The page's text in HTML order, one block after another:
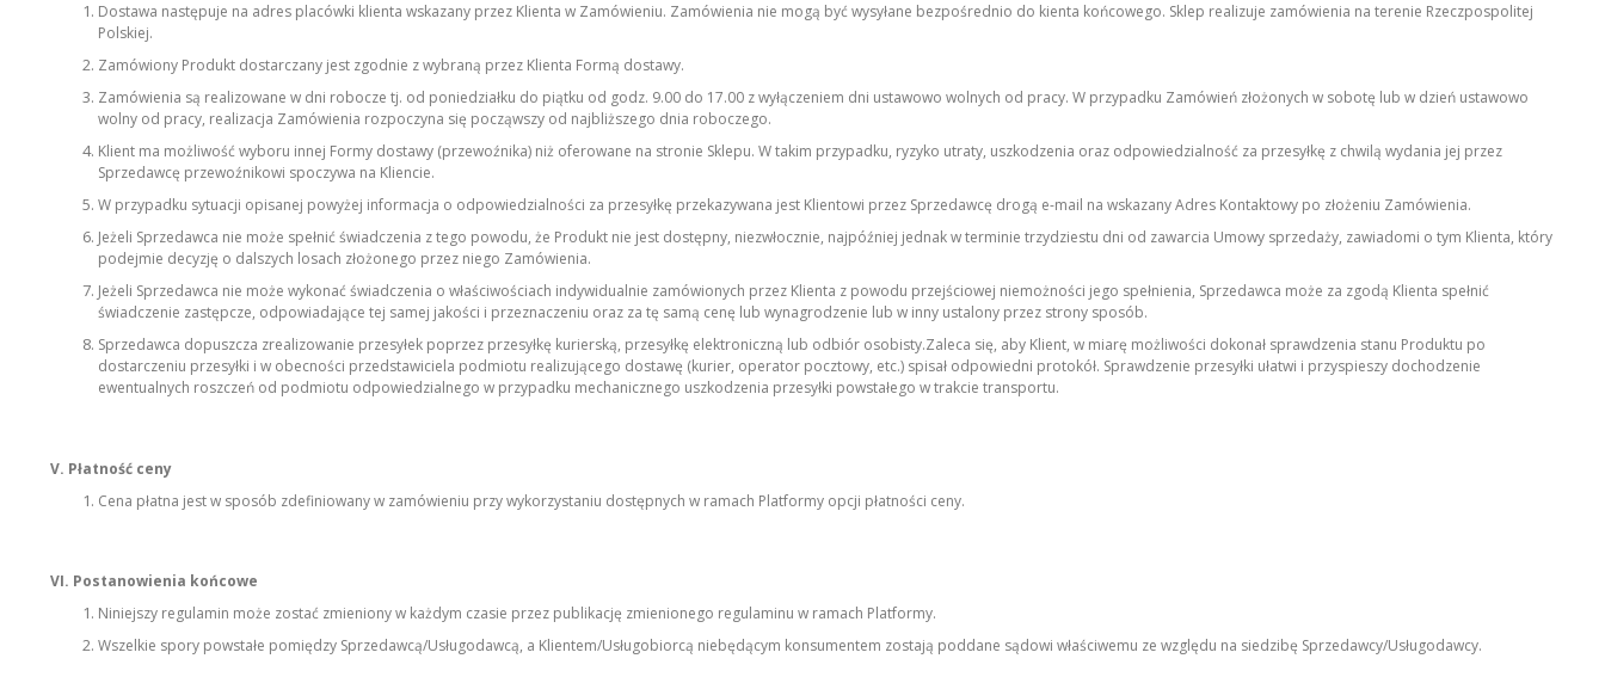
Dostawa następuje na adres placówki klienta wskazany przez Klienta w Zamówieniu. Zamówienia nie mogą być wysyłane bezpośrednio do kienta końcowego. Sklep realizuje zamówienia na terenie Rzeczpospolitej
Polskiej.
Zamówiony Produkt dostarczany jest zgodnie z wybraną przez Klienta Formą dostawy.
Zamówienia są realizowane w dni robocze tj. od poniedziałku do piątku od godz. 9.00 do 17.00 z wyłączeniem dni ustawowo wolnych od pracy. W przypadku Zamówień złożonych w sobotę lub w dzień ustawowo
wolny od pracy, realizacja Zamówienia rozpoczyna się począwszy od najbliższego dnia roboczego.
Klient ma możliwość wyboru innej Formy dostawy (przewoźnika) niż oferowane na stronie Sklepu. W takim przypadku, ryzyko utraty, uszkodzenia oraz odpowiedzialność za przesyłkę z chwilą wydania jej przez
Sprzedawcę przewoźnikowi spoczywa na Kliencie.
W przypadku sytuacji opisanej powyżej informacja o odpowiedzialności za przesyłkę przekazywana jest Klientowi przez Sprzedawcę drogą e-mail na wskazany Adres Kontaktowy po złożeniu Zamówienia.
Jeżeli Sprzedawca nie może spełnić świadczenia z tego powodu, że Produkt nie jest dostępny, niezwłocznie, najpóźniej jednak w terminie trzydziestu dni od zawarcia Umowy sprzedaży, zawiadomi o tym Klienta, który
podejmie decyzję o dalszych losach złożonego przez niego Zamówienia.
Jeżeli Sprzedawca nie może wykonać świadczenia o właściwościach indywidualnie zamówionych przez Klienta z powodu przejściowej niemożności jego spełnienia, Sprzedawca może za zgodą Klienta spełnić
świadczenie zastępcze, odpowiadające tej samej jakości i przeznaczeniu oraz za tę samą cenę lub wynagrodzenie lub w inny ustalony przez strony sposób.
Sprzedawca dopuszcza zrealizowanie przesyłek poprzez przesyłkę kurierską, przesyłkę elektroniczną lub odbiór osobisty.Zaleca się, aby Klient, w miarę możliwości dokonał sprawdzenia stanu Produktu po
dostarczeniu przesyłki i w obecności przedstawiciela podmiotu realizującego dostawę (kurier, operator pocztowy, etc.) spisał odpowiedni protokół. Sprawdzenie przesyłki ułatwi i przyspieszy dochodzenie
ewentualnych roszczeń od podmiotu odpowiedzialnego w przypadku mechanicznego uszkodzenia przesyłki powstałego w trakcie transportu.
V. Płatność ceny
Cena płatna jest w sposób zdefiniowany w zamówieniu przy wykorzystaniu dostępnych w ramach Platformy opcji płatności ceny.
VI. Postanowienia końcowe
Niniejszy regulamin może zostać zmieniony w każdym czasie przez publikację zmienionego regulaminu w ramach Platformy.
Wszelkie spory powstałe pomiędzy Sprzedawcą/Usługodawcą, a Klientem/Usługobiorcą niebędącym konsumentem zostają poddane sądowi właściwemu ze względu na siedzibę Sprzedawcy/Usługodawcy.